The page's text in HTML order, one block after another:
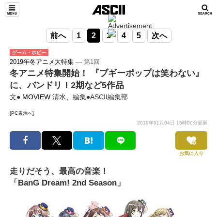
前へ 1 2 3 4 5 次へ
ゲーム・ホビー
2019年冬アニメ大特集 ― 第1回
冬アニメ特集開始！ 『ブギーポップは笑わない』
に、バンドリ！2期など5作品
文● MOVIEW 清水、編集●ASCII編集部
[PC表示へ]
2019年01月04日 15時00分更新
お気に入り
走りだそう、最高の音楽！
「BanG Dream! 2nd Season」